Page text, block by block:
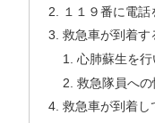
１１９番に電
救急車が到着す
心肺蘇生を行
救急隊員へ
救急車が到着し